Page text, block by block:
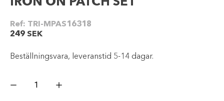
Ref: TRI-MPAS16318
249 SEK
Beställningsvara, leveranstid 5-14 dagar.
ON